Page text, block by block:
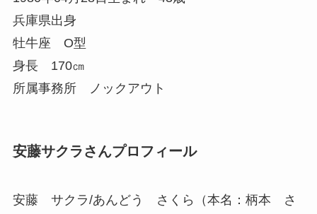
兵庫県出身
牡牛座 O型
身長 170㎝
所属事務所 ノックアウト
安藤サクラさんプロフィール
安藤 サクラ/あんどう さくら（本名：柄本 さ